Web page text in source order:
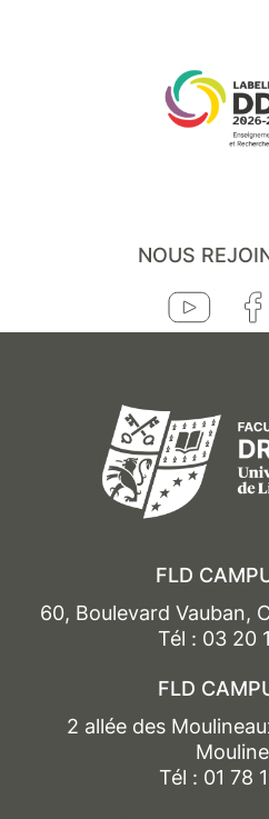
NOUS
FLD
60, Boulevard Vauban,
Tél : 03 20
FLD
2 allée des
Tél : 01 78